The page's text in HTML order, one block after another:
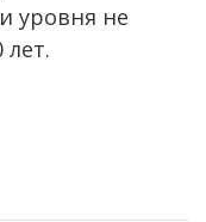
уровня не
лет.